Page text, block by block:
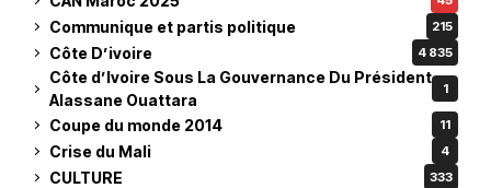
Communique et partis politique 215
Côte D’ivoire 4 835
Côte d’Ivoire Sous La Gouvernance Du Président
Alassane Ouattara
1
Coupe du monde 2014 11
Crise du Mali 4
CULTURE 333